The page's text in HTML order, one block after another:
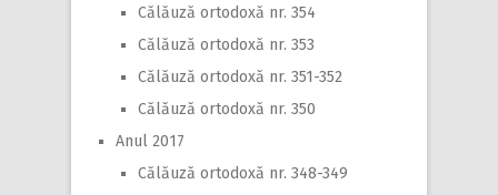
Călăuză ortodoxă nr. 354
Călăuză ortodoxă nr. 353
Călăuză ortodoxă nr. 351-352
Călăuză ortodoxă nr. 350
Anul 2017
Călăuză ortodoxă nr. 348-349